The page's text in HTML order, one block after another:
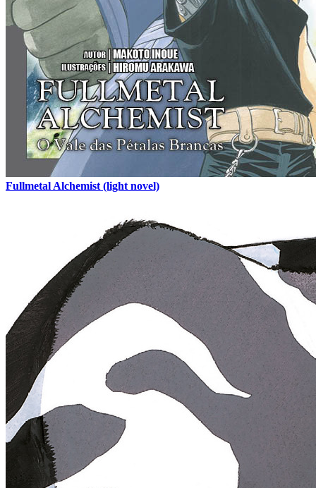
Fullmetal Alchemist (light novel)